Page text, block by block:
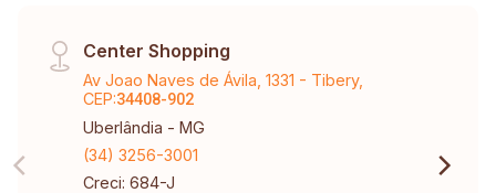
Center Shopping
Av Joao Naves de Ávila, 1331 - Tibery,
CEP:34408-902
Uberlândia - MG
(34) 3256-3001
Creci: 684-J